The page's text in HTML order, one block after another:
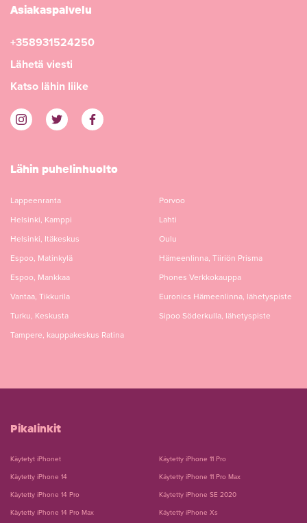
Asiakaspalvelu
+358931524250
Lähetä viesti
Katso lähin liike
Lähin puhelinhuolto
Lappeenranta
Helsinki, Kamppi
Helsinki, Itäkeskus
Espoo, Matinkylä
Espoo, Mankkaa
Vantaa, Tikkurila
Turku, Keskusta
Tampere, kauppakeskus Ratina
Porvoo
Lahti
Oulu
Hämeenlinna, Tiiriön Prisma
Phones Verkkokauppa
Euronics Hämeenlinna, lähetyspiste
Sipoo Söderkulla, lähetyspiste
Pikalinkit
Käytetyt iPhonet
Käytetty iPhone 14
Käytetty iPhone 14 Pro
Käytetty iPhone 14 Pro Max
Käytetty iPhone 11 Pro
Käytetty iPhone 11 Pro Max
Käytetty iPhone SE 2020
Käytetty iPhone Xs